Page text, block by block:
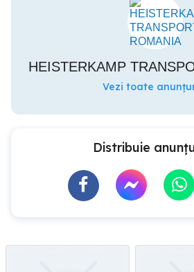
HEISTERKAMP
Vezi toate
Distribuie